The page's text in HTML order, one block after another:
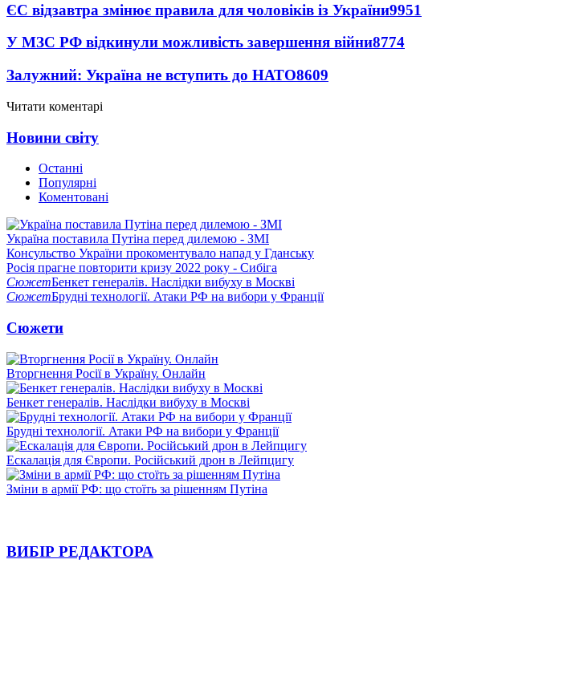
ЄС відзавтра змінює правила для чоловіків із України9951
У МЗС РФ відкинули можливість завершення війни8774
Залужний: Україна не вступить до НАТО8609
Читати коментарі
Новини світу
Останні
Популярні
Коментовані
Україна поставила Путіна перед дилемою - ЗМІ
Консульство України прокоментувало напад у Гданську
Росія прагне повторити кризу 2022 року - Сибіга
СюжетБенкет генералів. Наслідки вибуху в Москві
СюжетБрудні технології. Атаки РФ на вибори у Франції
Сюжети
Вторгнення Росії в Україну. Онлайн
Бенкет генералів. Наслідки вибуху в Москві
Брудні технології. Атаки РФ на вибори у Франції
Ескалація для Європи. Російський дрон в Лейпцигу
Зміни в армії РФ: що стоїть за рішенням Путіна
ВИБІР РЕДАКТОРА